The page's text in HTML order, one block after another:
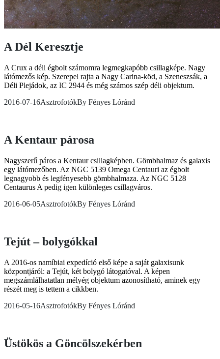
A Dél Keresztje
A Crux a déli égbolt számomra legmegkapóbb csillagképe. Nagy
látómezős kép. Szerepel rajta a Nagy Carina-köd, a Szeneszsák, a
Déli Plejádok, az IC 2944 és még számos szép déli objektum.
2016-07-16AsztrofotókBy Fényes Lóránd
A Kentaur párosa
Nagyszerű páros a Kentaur csillagképben. Gömbhalmaz és galaxis
egy látómezőben. Az NGC 5139 Omega Centauri az égbolt
legnagyobb és legfényesebb gömbhalmaza. Az NGC 5128
Centaurus A pedig igen különleges csillagváros.
2016-06-05AsztrofotókBy Fényes Lóránd
Tejút – bolygókkal
A 2016-os namíbiai expedíció első képe a saját galaxisunk
központjáról: a Tejút, két bolygó látogatóval. A képen
megszámlálhatatlan mélyég objektum azonosítható, aminek egy
részét meg is tettem a cikkben.
2016-05-16AsztrofotókBy Fényes Lóránd
Üstökös a Göncölszekérben